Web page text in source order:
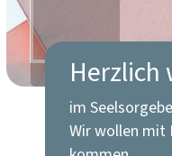
im
Wir wollen mit